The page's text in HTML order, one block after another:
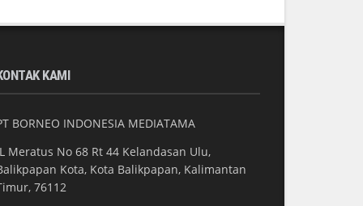
KAMI
BORNEO INDONESIA MEDIATAMA
Meratus No 68 Rt 44 Kelandasan Ulu,
Kota, Kota Balikpapan, Kalimantan
76112